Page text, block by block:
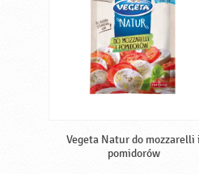
Vegeta Natur do mozzarelli i
pomidorów